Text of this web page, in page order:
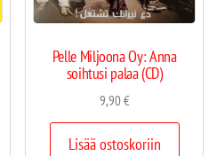
Pelle Miljoona Oy: Anna
soihtusi palaa (CD)
9,90€
Lisää ostoskoriin